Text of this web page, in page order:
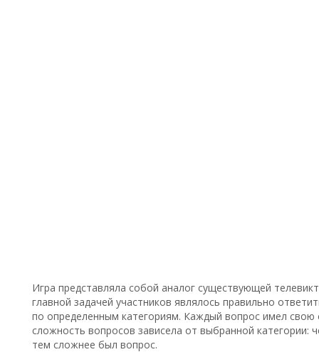
Игра представляла собой аналог существующей
главной задачей участников являлось правильно
по определенным категориям. Каждый вопрос имел свою
сложность вопросов зависела от выбранной
тем сложнее был вопрос.